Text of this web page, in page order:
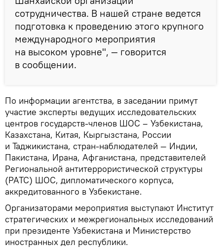
сотрудничества. В нашей стране ведется
подготовка к проведению этого крупного
международного мероприятия
на высоком уровне", — говорится
в сообщении.
По информации агентства, в заседании примут
участие эксперты ведущих исследовательских
центров государств-членов ШОС – Узбекистана,
Казахстана, Китая, Кыргызстана, России
и Таджикистана, стран-наблюдателей — Индии,
Пакистана, Ирана, Афганистана, представителей
Региональной антитеррористической структуры
(РАТС) ШОС, дипломатического корпуса,
аккредитованного в Узбекистане.
Организаторами мероприятия выступают Институт
стратегических и межрегиональных исследований
при президенте Узбекистана и Министерство
иностранных дел республики.